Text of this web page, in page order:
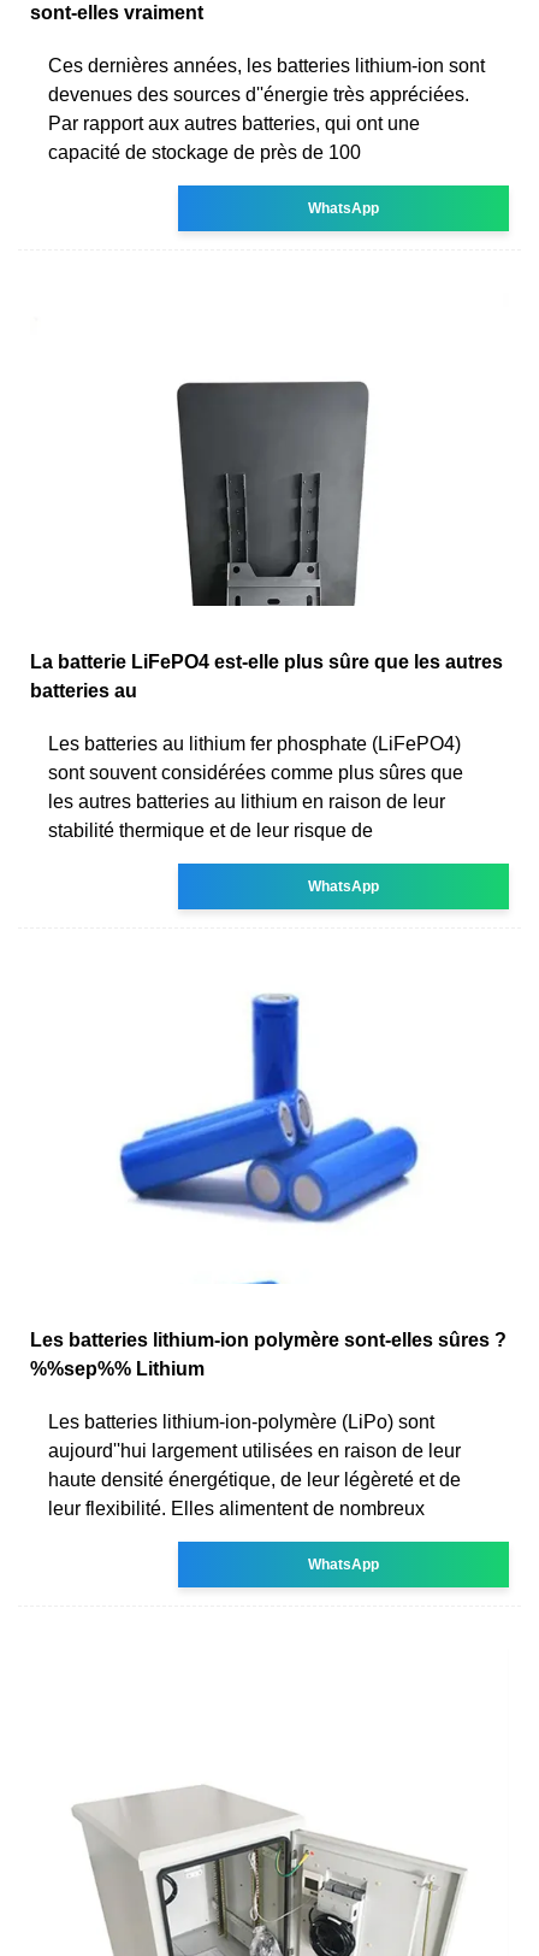
sont-elles vraiment
Ces dernières années, les batteries lithium-ion sont
devenues des sources d''énergie très appréciées.
Par rapport aux autres batteries, qui ont une
capacité de stockage de près de 100
WhatsApp
La batterie LiFePO4 est-elle plus sûre que les autres
batteries au
Les batteries au lithium fer phosphate (LiFePO4)
sont souvent considérées comme plus sûres que
les autres batteries au lithium en raison de leur
stabilité thermique et de leur risque de
WhatsApp
Les batteries lithium-ion polymère sont-elles sûres ?
%%sep%% Lithium
Les batteries lithium-ion-polymère (LiPo) sont
aujourd''hui largement utilisées en raison de leur
haute densité énergétique, de leur légèreté et de
leur flexibilité. Elles alimentent de nombreux
WhatsApp